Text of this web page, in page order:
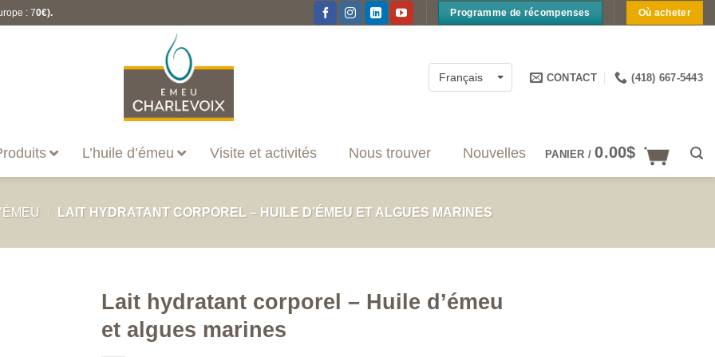
: 70€). Programme de récompenses Où acheter
Français CONTACT (418) 667-5443
L’huile d’émeu Visite et activités Nous trouver Nouvelles PANIER /0.00$
/ LAIT HYDRATANT CORPOREL – HUILE D’ÉMEU ET ALGUES MARINES
Lait hydratant corporel – Huile d’émeu
et algues marines